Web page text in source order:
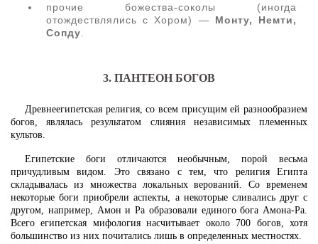
прочие божества-соколы (иногда
отождествлялись с Хором) — Монту, Немти,
Сопду
3. ПАНТЕОН БОГОВ
Древнеегипетская религия, со всем присущим ей разнообразием
богов, являлась результатом слияния независимых племенных
культов.
Египетские боги отличаются необычным, порой весьма
причудливым видом. Это связано с тем, что религия Египта
складывалась из множества локальных верований. Со временем
некоторые боги приобрели аспекты, а некоторые сливались друг с
другом, например, Амон и Ра образовали единого бога Амона-Ра.
Всего египетская мифология насчитывает около 700 богов, хотя
большинство из них почитались лишь в определенных местностях.